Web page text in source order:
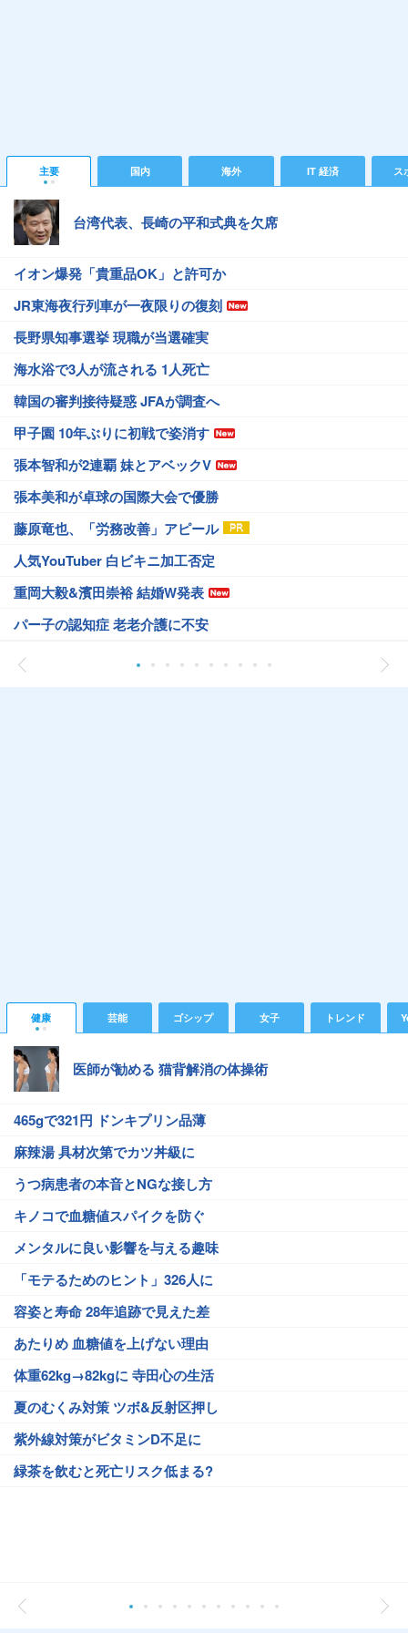
主要 国内 海外 IT 経済 ス
台湾代表、長崎の平和式典を欠席
イオン爆発「貴重品OK」と許可か
JR東海夜行列車が一夜限りの復刻
長野県知事選挙 現職が当選確実
海水浴で3人が流される 1人死亡
韓国の審判接待疑惑 JFAが調査へ
甲子園 10年ぶりに初戦で姿消す
張本智和が2連覇 妹とアベックV
張本美和が卓球の国際大会で優勝
藤原竜也、「労務改善」アピール
人気YouTuber 白ビキニ加工否定
重岡大毅&濱田崇裕 結婚W発表
パー子の認知症 老老介護に不安
健康 芸能 ゴシップ 女子 トレンド
医師が勧める 猫背解消の体操術
465gで321円 ドンキプリン品薄
麻辣湯 具材次第でカツ丼級に
うつ病患者の本音とNGな接し方
キノコで血糖値スパイクを防ぐ
メンタルに良い影響を与える趣味
「モテるためのヒント」326人に
容姿と寿命 28年追跡で見えた差
あたりめ 血糖値を上げない理由
体重62kg→82kgに 寺田心の生活
夏のむくみ対策 ツボ&反射区押し
紫外線対策がビタミンD不足に
緑茶を飲むと死亡リスク低まる?